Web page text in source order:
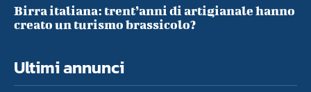
Birra italiana: trent’anni di artigianale hanno
creato un turismo brassicolo?
Ultimi annunci